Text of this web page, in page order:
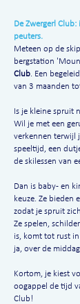
De Zwergerl
peuters.
Meteen op de
bergstation
Club. Een
van 3 maanden
Is je kleine spruit
Wil je met een
verkennen terwijl
speeltijd, een
de skilessen van
Dan is baby- en
keuze. Ze bieden
zodat je spruit
Ze spelen,
is, komt tot rust in
ja, over de
Kortom, je kiest
oogappel de tijd
Club!